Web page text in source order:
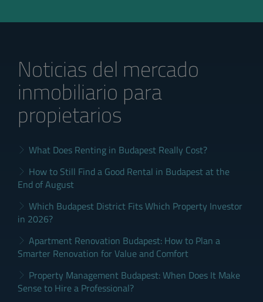
Noticias del mercado
inmobiliario para
propietarios
What Does Renting in Budapest Really Cost?
How to Still Find a Good Rental in Budapest at the
End of August
Which Budapest District Fits Which Property Investor
in 2026?
Apartment Renovation Budapest: How to Plan a
Smarter Renovation for Value and Comfort
Property Management Budapest: When Does It Make
Sense to Hire a Professional?